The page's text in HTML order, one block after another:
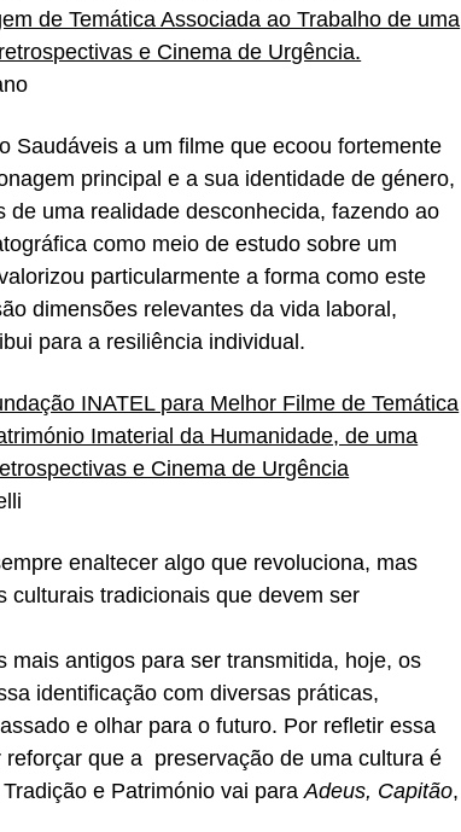
de Temática Associada ao Trabalho de uma
e Cinema de Urgência.
Saudáveis a um filme que ecoou fortemente
principal e a sua identidade de género,
uma realidade desconhecida, fazendo ao
como meio de estudo sobre um
particularmente a forma como este
dimensões relevantes da vida laboral,
para a resiliência individual.
INATEL para Melhor Filme de Temática
Imaterial da Humanidade, de uma
e Cinema de Urgência
enaltecer algo que revoluciona, mas
culturais tradicionais que devem ser
mais antigos para ser transmitida, hoje, os
identificação com diversas práticas,
e olhar para o futuro. Por refletir essa
que a preservação de uma cultura é
e Património vai paraAdeus, Capitão,